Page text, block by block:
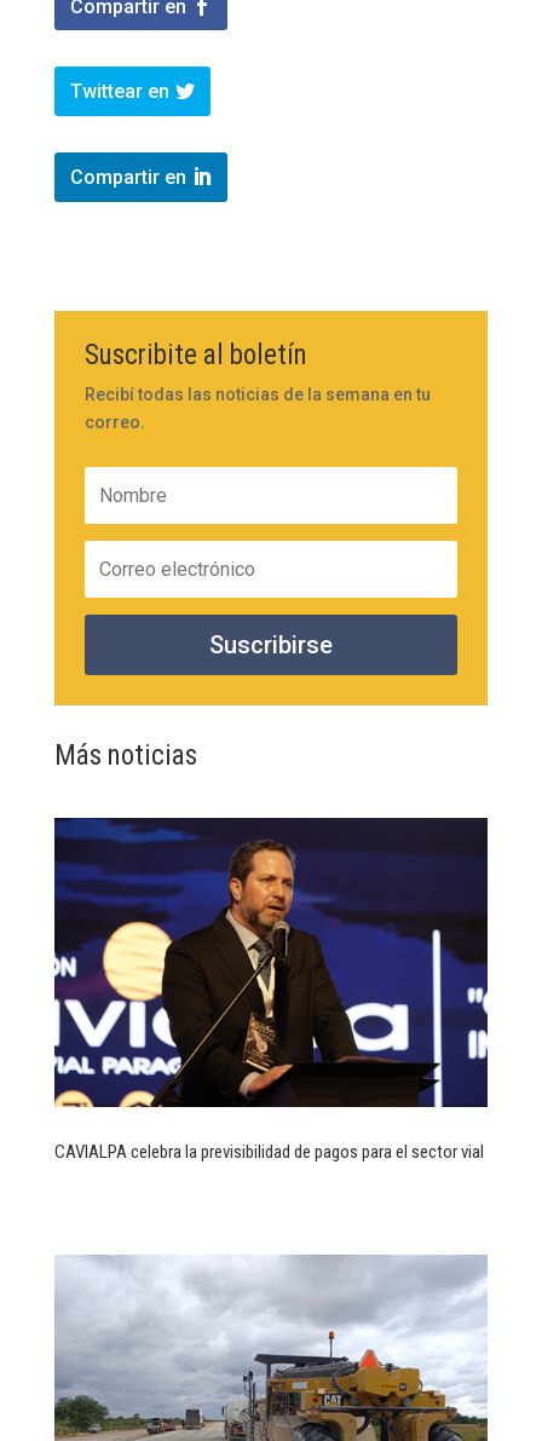
Compartir en
Twittear en
Compartir en
Suscribite al boletín
Recibí todas las noticias de la semana en tu
correo.
Suscribirse
Más noticias
CAVIALPA celebra la previsibilidad de pagos para el sector vial